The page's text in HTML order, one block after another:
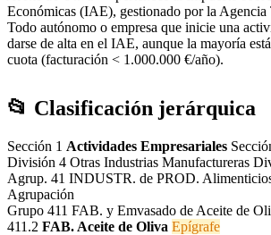
Económicas (IAE), gestionado por la
Todo autónomo o empresa que inicie una
darse de alta en el IAE, aunque la mayoría
cuota (facturación < 1.000.000 €/año).
📂 Clasificación jerárquica
Sección 1 Actividades Empresariales
División 4 Otras Industrias Manufactureras
Agrup. 41 INDUSTR. de PROD.
Agrupación
Grupo 411 FAB. y Emvasado de Aceite de
411.2 FAB. Aceite de Oliva Epígrafe